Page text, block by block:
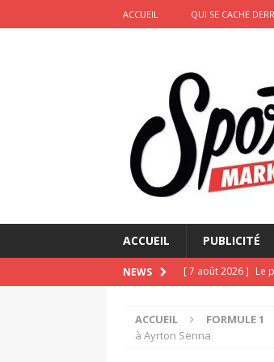
ACCUEIL QUI SE CACHE
ACCUEIL PUBLICITÉ
NEWS [ 7 août 2026 ] Le
[ 6 août 2026 ]
ACCUEIL FORMULE 1
à Ayrton Senna